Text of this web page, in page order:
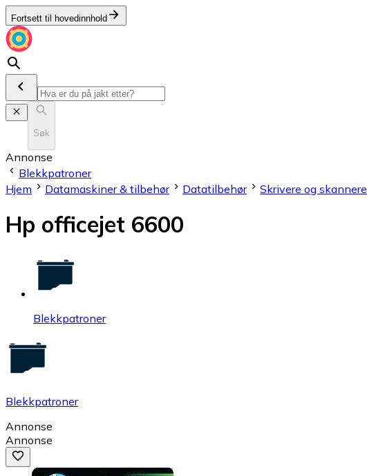
Fortsett til hovedinnhold
Søk
Annonse
Blekkpatroner
Hjem
Datamaskiner & tilbehør Datatilbehør Skrivere og skannere
Hp officejet 6600
Blekkpatroner
Blekkpatroner
Annonse
Annonse